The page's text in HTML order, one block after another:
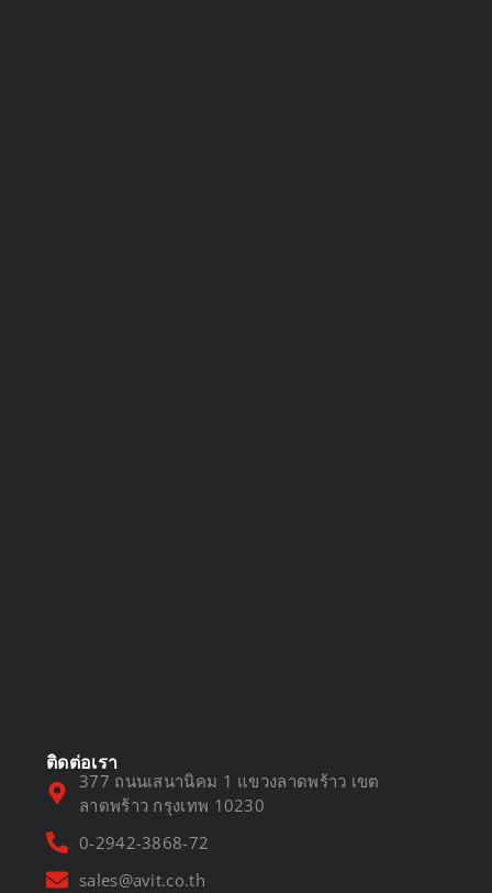
ติดต่อเรา
377 ถนนเสนานิคม 1 แขวงลาดพร้าว เขต
ลาดพร้าว กรุงเทพ 10230
0-2942-3868-72
sales@avit.co.th